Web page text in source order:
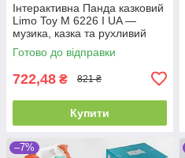
Інтерактивна Панда казковий
Limo Toy M 6226 I UA —
музика, казка та рухливий
рот, ідеально для малюка
Готово до відправки
722,48 ₴ 821 ₴
Купити
–7%